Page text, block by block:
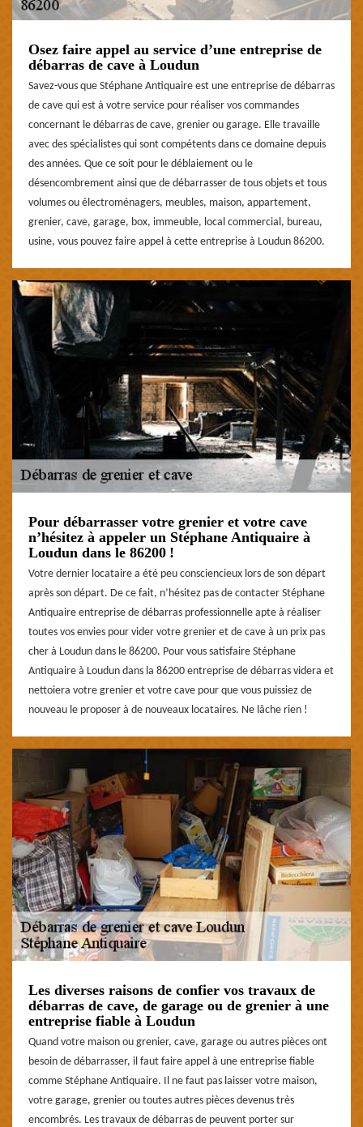
Osez faire appel au service d’une entreprise de
débarras de cave à Loudun
Savez-vous que Stéphane Antiquaire est une entreprise de débarras
de cave qui est à votre service pour réaliser vos commandes
concernant le débarras de cave, grenier ou garage. Elle travaille
avec des spécialistes qui sont compétents dans ce domaine depuis
des années. Que ce soit pour le déblaiement ou le
désencombrement ainsi que de débarrasser de tous objets et tous
volumes ou électroménagers, meubles, maison, appartement,
grenier, cave, garage, box, immeuble, local commercial, bureau,
usine, vous pouvez faire appel à cette entreprise à Loudun 86200.
Pour débarrasser votre grenier et votre cave
n’hésitez à appeler un Stéphane Antiquaire à
Loudun dans le 86200 !
Votre dernier locataire a été peu consciencieux lors de son départ
après son départ. De ce fait, n’hésitez pas de contacter Stéphane
Antiquaire entreprise de débarras professionnelle apte à réaliser
toutes vos envies pour vider votre grenier et de cave à un prix pas
cher à Loudun dans le 86200. Pour vous satisfaire Stéphane
Antiquaire à Loudun dans la 86200 entreprise de débarras videra et
nettoiera votre grenier et votre cave pour que vous puissiez de
nouveau le proposer à de nouveaux locataires. Ne lâche rien !
Les diverses raisons de confier vos travaux de
débarras de cave, de garage ou de grenier à une
entreprise fiable à Loudun
Quand votre maison ou grenier, cave, garage ou autres pièces ont
besoin de débarrasser, il faut faire appel à une entreprise fiable
comme Stéphane Antiquaire. Il ne faut pas laisser votre maison,
votre garage, grenier ou toutes autres pièces devenus très
encombrés. Les travaux de débarras de peuvent porter sur